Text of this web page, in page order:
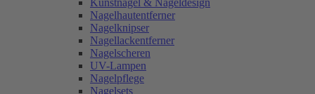
Kunstnägel & Nageldesign
Nagelhautentferner
Nagelknipser
Nagellackentferner
Nagelscheren
UV-Lampen
Nagelpflege
Nagelsets